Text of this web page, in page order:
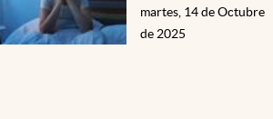
martes, 14 de Octubre
de 2025